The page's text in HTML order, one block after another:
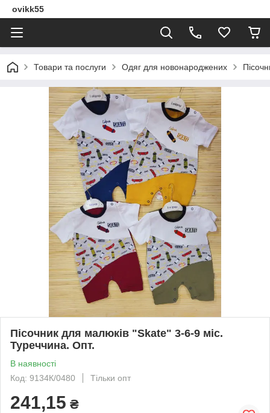
ovikk55
Товари та послуги Одяг для новонароджених
Пісочник для малюків "Skate" 3-6-9 міс.
Туреччина. Опт.
В наявності
Код: 9134К/0480
Тільки опт
241,15 ₴